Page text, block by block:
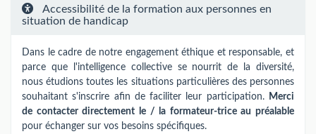
Accessibilité de la formation aux personnes en
situation de handicap
Dans le cadre de notre engagement éthique et responsable, et
parce que l'intelligence collective se nourrit de la diversité,
nous étudions toutes les situations particulières des personnes
souhaitant s'inscrire afin de faciliter leur participation. Merci
de contacter directement le / la formateur-trice au préalable
pour échanger sur vos besoins spécifiques.